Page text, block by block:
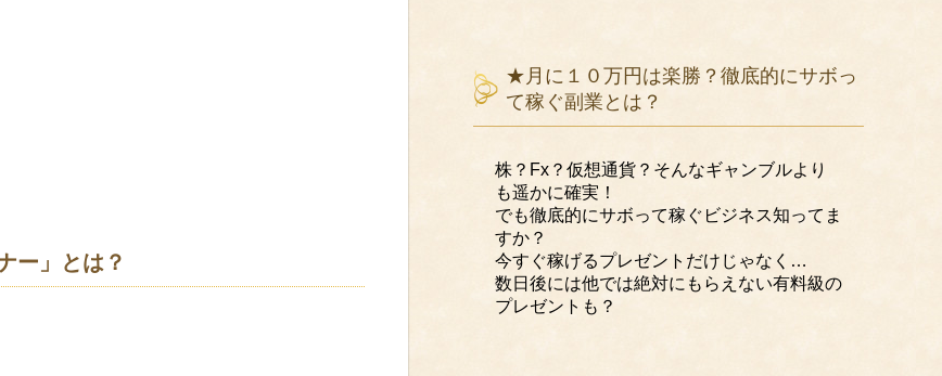
ー」とは？
★月に１０万円は楽勝？徹底的にサボっ
て稼ぐ副業とは？
株？Fx？仮想通貨？そんなギャンブルより
も遥かに確実！
でも徹底的にサボって稼ぐビジネス知ってま
すか？
今すぐ稼げるプレゼントだけじゃなく…
数日後には他では絶対にもらえない有料級の
プレゼントも？